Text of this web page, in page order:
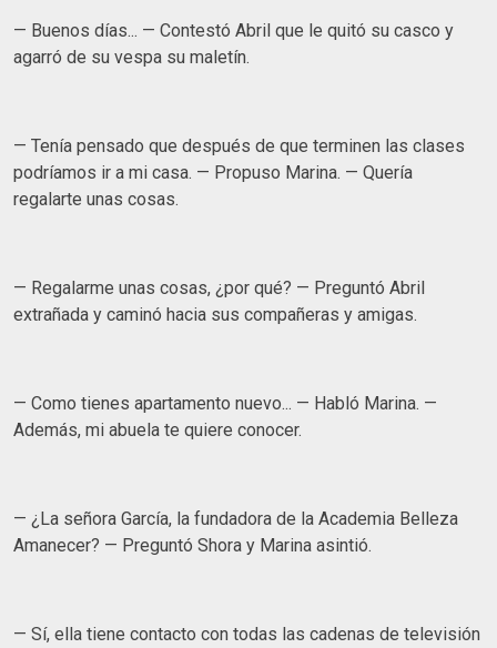
— Buenos días... — Contestó Abril que le quitó su casco y
agarró de su vespa su maletín.
— Tenía pensado que después de que terminen las clases
podríamos ir a mi casa. — Propuso Marina. — Quería
regalarte unas cosas.
— Regalarme unas cosas, ¿por qué? — Preguntó Abril
extrañada y caminó hacia sus compañeras y amigas.
— Como tienes apartamento nuevo... — Habló Marina. —
Además, mi abuela te quiere conocer.
— ¿La señora García, la fundadora de la Academia Belleza
Amanecer? — Preguntó Shora y Marina asintió.
— Sí, ella tiene contacto con todas las cadenas de televisión